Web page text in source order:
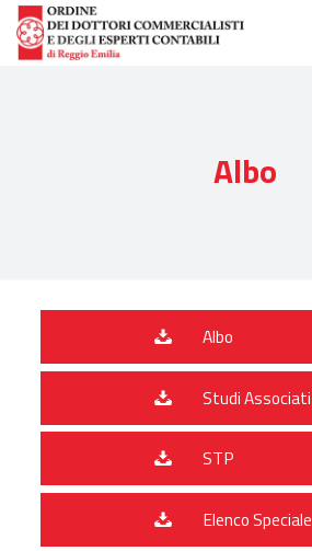
Albo
Albo
Studi Associati
STP
Elenco Speciale